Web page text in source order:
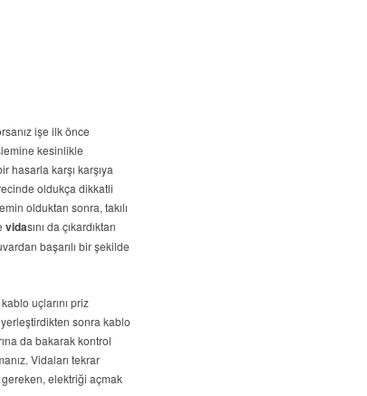
işe ilk önce
kesinlikle
hasarla karşı karşıya
oldukça dikkatli
olduktan sonra, takılı
vidasını da çıkardıktan
başarılı bir şekilde
uçlarını priz
sonra kablo
da bakarak kontrol
Vidaları tekrar
gereken, elektriği açmak